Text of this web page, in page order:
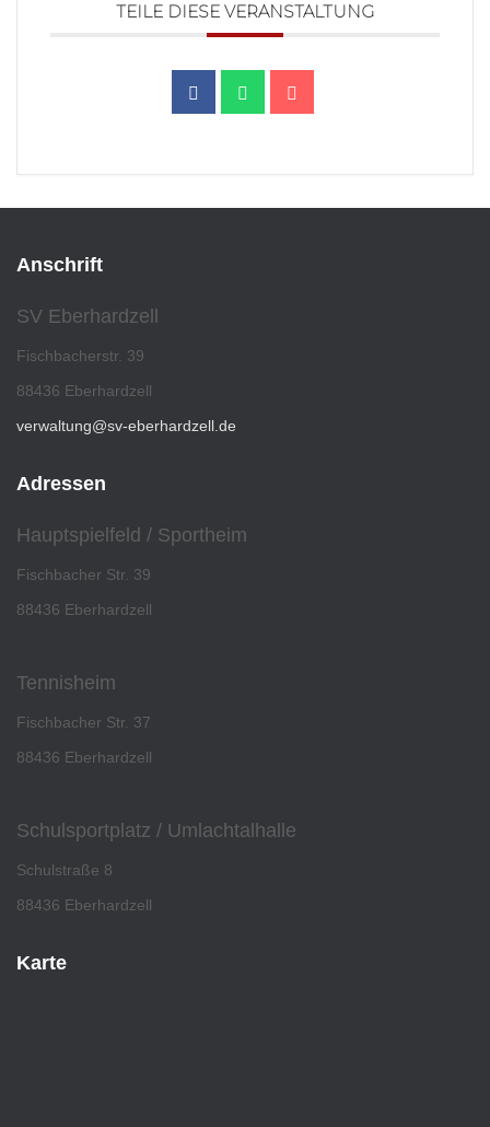
TEILE DIESE VERANSTALTUNG
Anschrift
SV Eberhardzell
Fischbacherstr. 39
88436 Eberhardzell
verwaltung@sv-eberhardzell.de
Adressen
Hauptspielfeld / Sportheim
Fischbacher Str. 39
88436 Eberhardzell
Tennisheim
Fischbacher Str. 37
88436 Eberhardzell
Schulsportplatz / Umlachtalhalle
Schulstraße 8
88436 Eberhardzell
Karte